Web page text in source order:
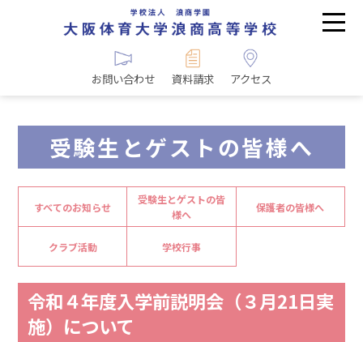
お問い合わせ 資料請求 アクセス
受験生とゲストの皆様へ
すべてのお知らせ
受験生とゲストの皆
様へ
保護者の皆様へ
クラブ活動 学校行事
令和４年度入学前説明会（３月21日実
施）について